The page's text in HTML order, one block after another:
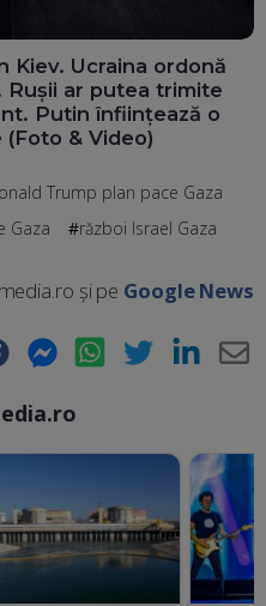
Kiev. Ucraina ordonă
Rușii ar putea trimite
Putin înființează o
& Video)
Trump plan pace Gaza
Gaza război Israel Gaza
și pe Google News
Facebook Messenger WhatsApp Twitter LinkedIn